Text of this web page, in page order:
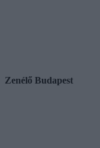
Zenélő Budapest